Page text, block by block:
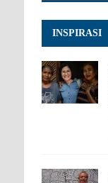
INSPIRASI